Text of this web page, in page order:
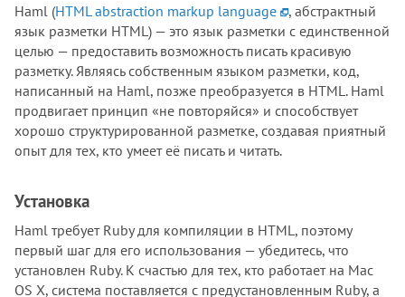
Haml (HTML abstraction markup language
, абстрактный
язык разметки HTML) — это язык разметки с единственной
целью — предоставить возможность писать красивую
разметку. Являясь собственным языком разметки, код,
написанный на Haml, позже преобразуется в HTML. Haml
продвигает принцип «не повторяйся» и способствует
хорошо структурированной разметке, создавая приятный
опыт для тех, кто умеет её писать и читать.
Установка
Haml требует Ruby для компиляции в HTML, поэтому
первый шаг для его использования — убедитесь, что
установлен Ruby. К счастью для тех, кто работает на Mac
OS X, система поставляется с предустановленным Ruby, а